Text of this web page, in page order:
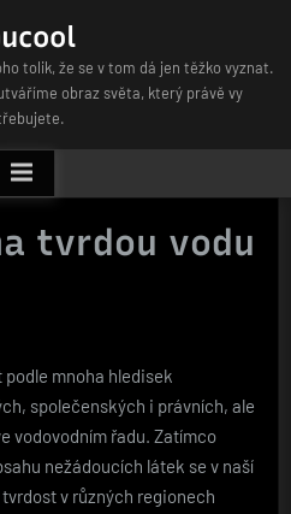
tolik, že se v tom dá jen těžko vyznat.
obraz světa, který právě vy
tvrdou vodu
mnoha hledisek
společenských i právních, ale
vodovodním řadu. Zatímco
nežádoucích látek se v naší
v různých regionech